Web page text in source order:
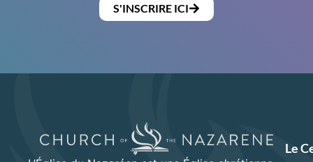
S'INSCRIRE ICI
Le